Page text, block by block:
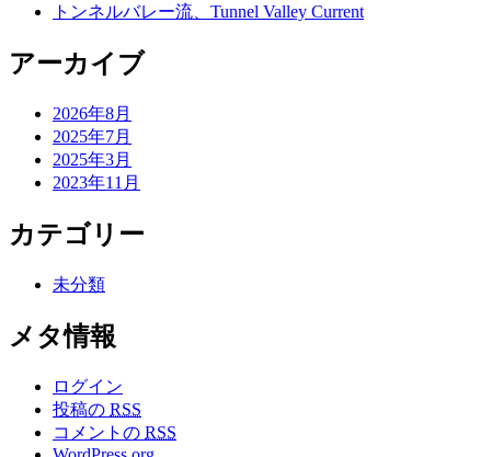
トンネルバレー流、Tunnel Valley Current
アーカイブ
2026年8月
2025年7月
2025年3月
2023年11月
カテゴリー
未分類
メタ情報
ログイン
投稿の RSS
コメントの RSS